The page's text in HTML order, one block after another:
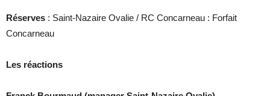
Réserves : Saint-Nazaire Ovalie / RC Concarneau : Forfait
Concarneau
Les réactions